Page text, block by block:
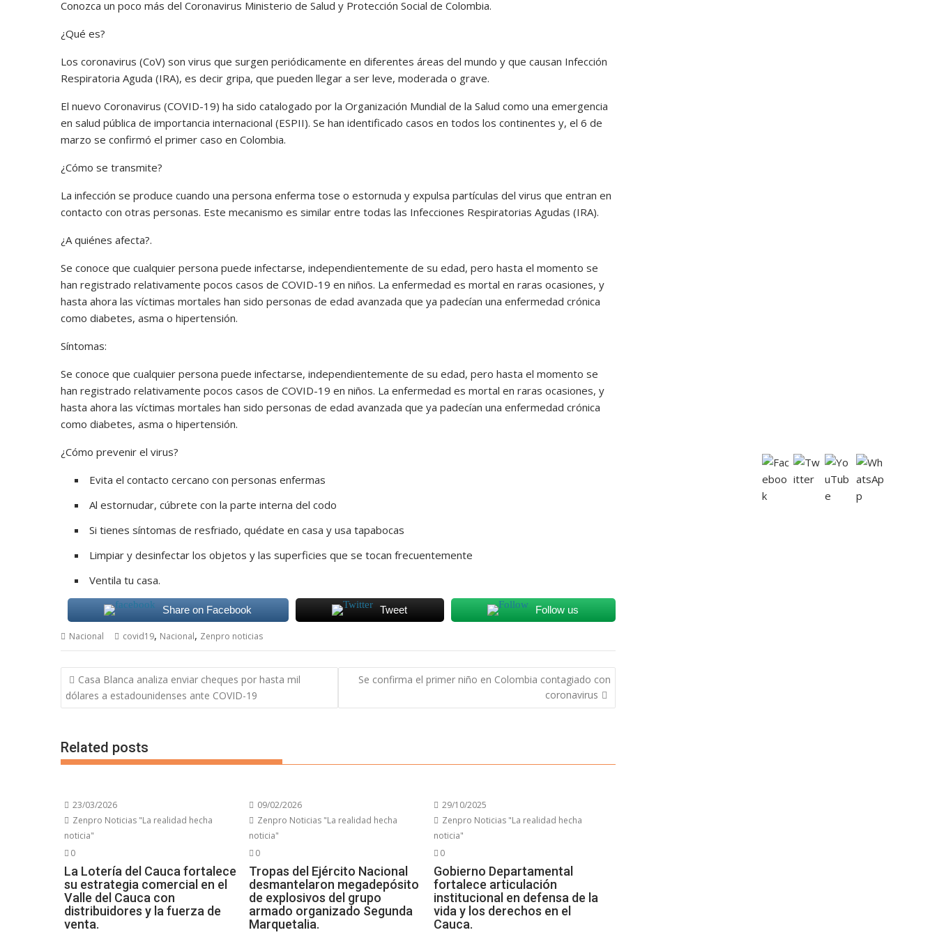
Conozca un poco más del Coronavirus Ministerio de Salud y Protección Social de Colombia.
¿Qué es?
Los coronavirus (CoV) son virus que surgen periódicamente en diferentes áreas del mundo y que causan Infección
Respiratoria Aguda (IRA), es decir gripa, que pueden llegar a ser leve, moderada o grave.
El nuevo Coronavirus (COVID-19) ha sido catalogado por la Organización Mundial de la Salud como una emergencia
en salud pública de importancia internacional (ESPII). Se han identificado casos en todos los continentes y, el 6 de
marzo se confirmó el primer caso en Colombia.
¿Cómo se transmite?
La infección se produce cuando una persona enferma tose o estornuda y expulsa partículas del virus que entran en
contacto con otras personas. Este mecanismo es similar entre todas las Infecciones Respiratorias Agudas (IRA).
¿A quiénes afecta?.
Se conoce que cualquier persona puede infectarse, independientemente de su edad, pero hasta el momento se
han registrado relativamente pocos casos de COVID-19 en niños. La enfermedad es mortal en raras ocasiones, y
hasta ahora las víctimas mortales han sido personas de edad avanzada que ya padecían una enfermedad crónica
como diabetes, asma o hipertensión.
Síntomas:
Se conoce que cualquier persona puede infectarse, independientemente de su edad, pero hasta el momento se
han registrado relativamente pocos casos de COVID-19 en niños. La enfermedad es mortal en raras ocasiones, y
hasta ahora las víctimas mortales han sido personas de edad avanzada que ya padecían una enfermedad crónica
como diabetes, asma o hipertensión.
¿Cómo prevenir el virus?
Evita el contacto cercano con personas enfermas
Al estornudar, cúbrete con la parte interna del codo
Si tienes síntomas de resfriado, quédate en casa y usa tapabocas
Limpiar y desinfectar los objetos y las superficies que se tocan frecuentemente
Ventila tu casa.
Share on Facebook Tweet Follow us
Nacional covid19, Nacional, Zenpro noticias
N
a
g
a
ó
n
d
e
e
n
Casa Blanca analiza enviar cheques por hasta mil
dólares a estadounidenses ante COVID-19
Se confirma el primer niño en Colombia contagiado con
coronavirus
Related posts
23/03/2026
Zenpro Noticias "La realidad hecha
noticia"
0
La Lotería del Cauca fortalece
su estrategia comercial en el
Valle del Cauca con
distribuidores y la fuerza de
venta.
09/02/2026
Zenpro Noticias "La realidad hecha
noticia"
0
Tropas del Ejército Nacional
desmantelaron megadepósito
de explosivos del grupo
armado organizado Segunda
Marquetalia.
29/10/2025
Zenpro Noticias "La realidad hecha
noticia"
0
Gobierno Departamental
fortalece articulación
institucional en defensa de la
vida y los derechos en el
Cauca.